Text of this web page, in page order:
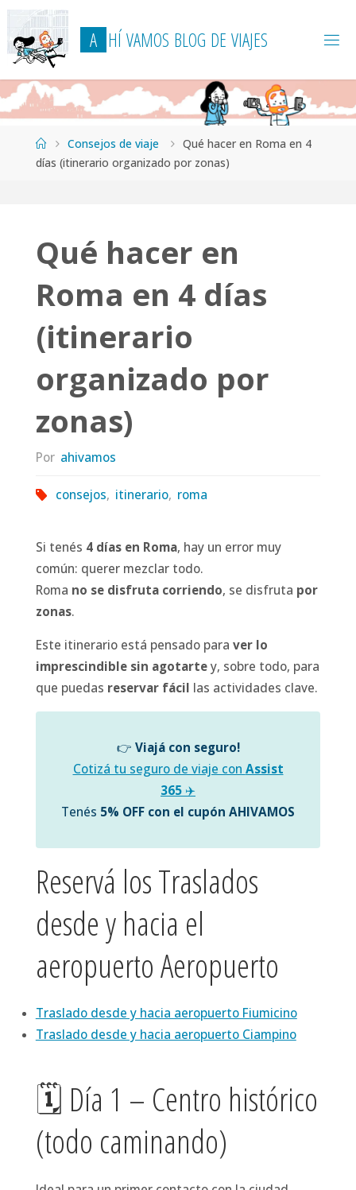
Saltar
contenido
A HÍVAMOS BLOG DE VIAJES
Página
de
Consejos de viaje
Qué hacer en Roma en 4
días (itinerario organizado por zonas)
Qué hacer en
Roma en 4 días
(itinerario
organizado por
zonas)
Por ahivamos
consejos, itinerario, roma
Si tenés 4 días en Roma, hay un error muy
común: querer mezclar todo.
Roma no se disfruta corriendo, se disfruta por
zonas.
Este itinerario está pensado para ver lo
imprescindible sin agotartey, sobre todo, para
que puedas reservar fácil las actividades clave.
👉 Viajá con seguro!
Cotizá tu seguro de viaje con Assist
365 ✈️
Tenés 5% OFF con el cupón AHIVAMOS
Reservá los Traslados
desde y hacia el
aeropuerto Aeropuerto
Traslado desde y hacia aeropuerto Fiumicino
Traslado desde y hacia aeropuerto Ciampino
🗓 Día 1 – Centro histórico
(todo caminando)